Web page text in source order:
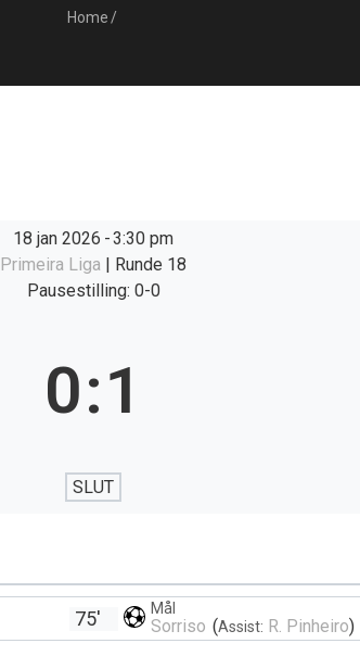
Home /
18 jan 2026 -3:30 pm
Primeira Liga | Runde 18
Pausestilling: 0-0
0:1
SLUT
75' Mål
Sorriso (Assist: R. Pinheiro)